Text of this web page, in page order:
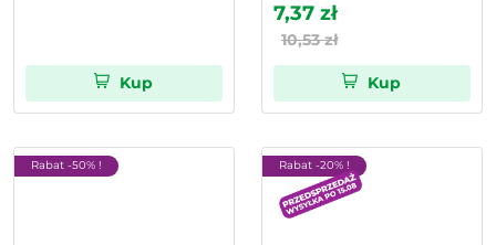
Kup
7,37 zł
10,53 zł
Kup
Rabat -50% ! Rabat -20% !